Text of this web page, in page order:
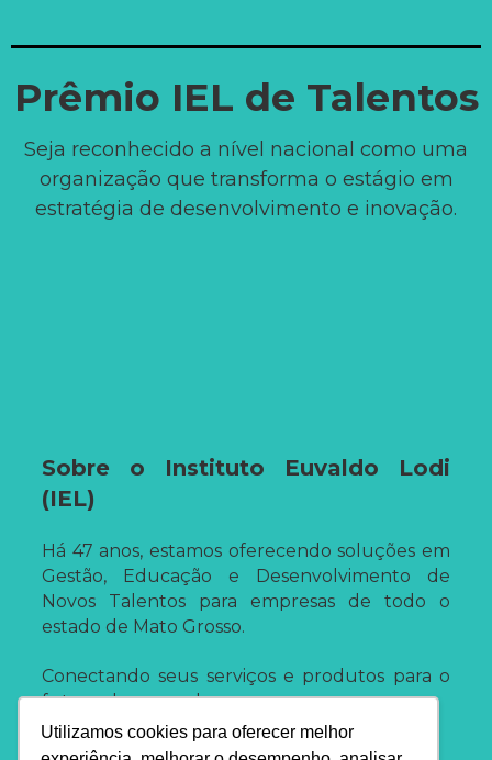
Utilizamos cookies para oferecer melhor
Prêmio IEL de Talentos
Seja reconhecido a nível nacional como uma
organização que transforma o estágio em
estratégia de desenvolvimento e inovação.
Sobre o Instituto Euvaldo Lodi
(IEL)
Há 47 anos, estamos oferecendo soluções em
Gestão, Educação e Desenvolvimento de
Novos Talentos para empresas de todo o
estado de Mato Grosso.
Conectando seus serviços e produtos para o
futuro do mercado.